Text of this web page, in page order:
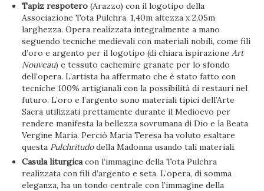
Tapiz respotero (Arazzo) con il logotipo della
Associazione Tota Pulchra. 1,40m altezza x 2,05m
larghezza. Opera realizzata integralmente a mano
seguendo tecniche medievali con materiali nobili, come fili
d’oro e argento per il logotipo (di chiara ispirazioneArt
Nouveau) e tessuto cachemire granate per lo sfondo
dell’opera. L’artista ha affermato che è stato fatto con
tecniche 100% artigianali con la possibilità di restauri nel
futuro. L’oro e l’argento sono materiali tipici dell’Arte
Sacra utilizzati prettamente durante il Medioevo per
rendere manifesta la bellezza sovrumana di Dio e la Beata
Vergine Maria. Perciò María Teresa ha voluto esaltare
questa Pulchritudodella Madonna usando tali materiali.
Casula liturgicacon l’immagine della Tota Pulchra
realizzata con fili d’argento e seta. L’opera, di somma
eleganza, ha un tondo centrale con l’immagine della